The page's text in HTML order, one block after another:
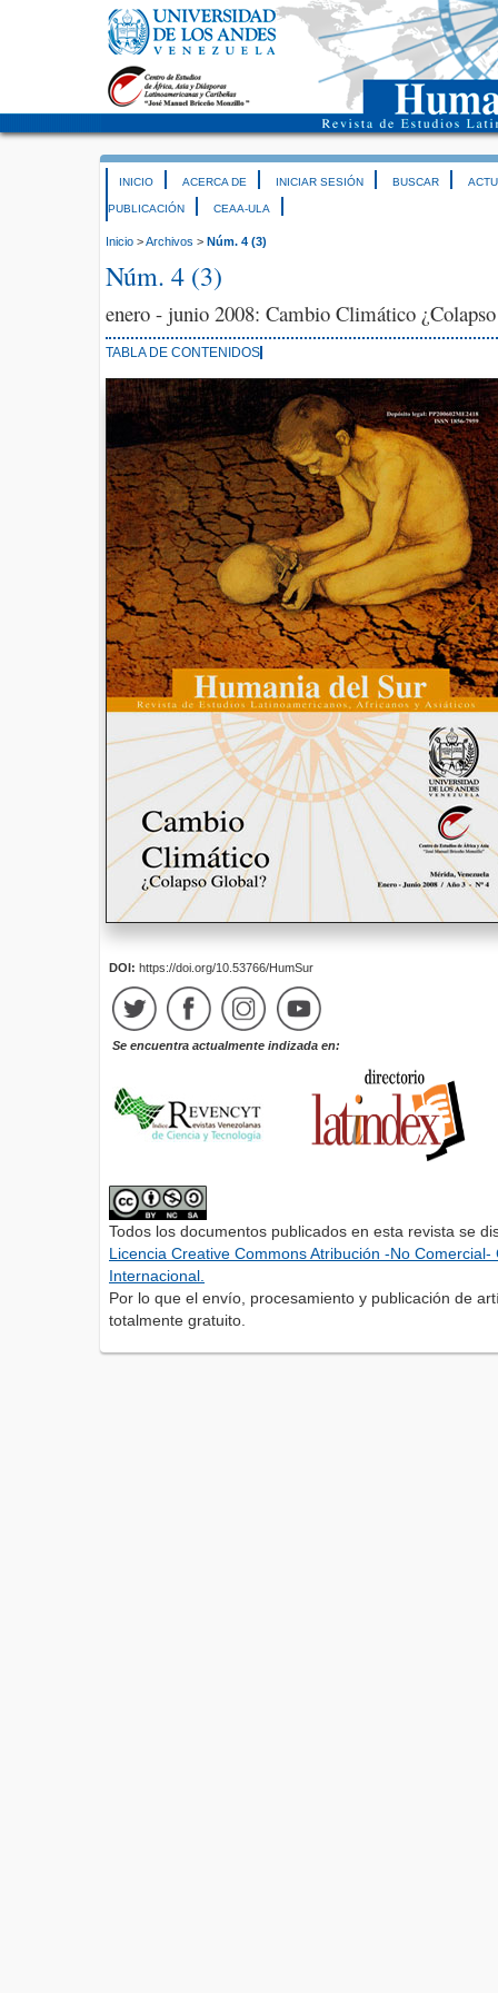
INICIO ACERCA DE INICIAR SESIÓN BUSCAR
PUBLICACIÓN CEAA-ULA
Inicio >Archivos > Núm. 4 (3)
Núm. 4 (3)
enero - junio 2008: Cambio Climático
TABLA DE CONTENIDOS
DOI: https://doi.org/10.53766/HumSur
Se encuentra actualmente indizada en:
Todos los documentos publicados en esta revista se
Licencia Creative Commons Atribución -No
Internacional.
Por lo que el envío, procesamiento y publicación de
totalmente gratuito.